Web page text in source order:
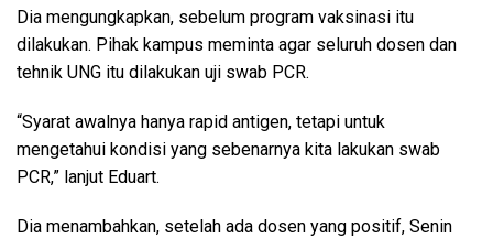
Dia mengungkapkan, sebelum program vaksinasi itu
dilakukan. Pihak kampus meminta agar seluruh dosen dan
tehnik UNG itu dilakukan uji swab PCR.
“Syarat awalnya hanya rapid antigen, tetapi untuk
mengetahui kondisi yang sebenarnya kita lakukan swab
PCR,” lanjut Eduart.
Dia menambahkan, setelah ada dosen yang positif, Senin